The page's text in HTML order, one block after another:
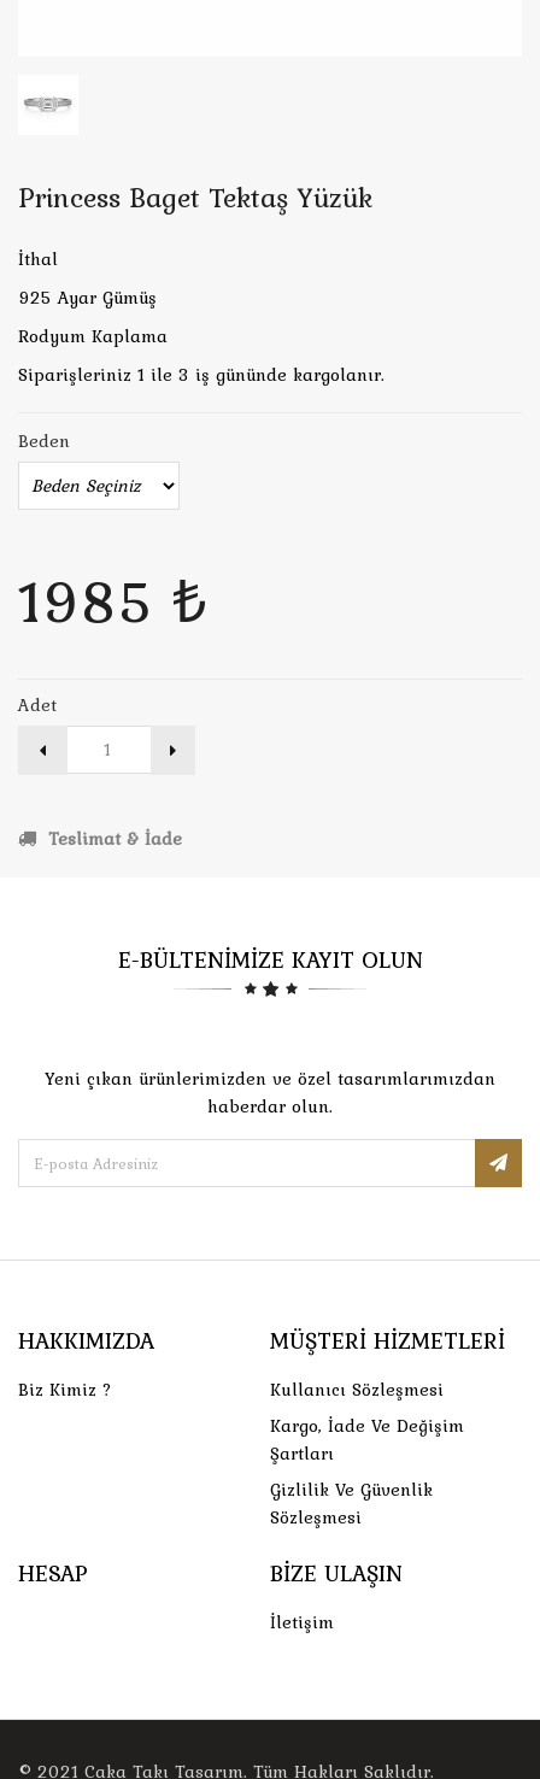
Princess Baget Tektaş Yüzük
İthal
925 Ayar Gümüş
Rodyum Kaplama
Siparişleriniz 1 ile 3 iş gününde kargolanır.
Beden
1985 ₺
Adet
Teslimat & İade
E-BÜLTENİMİZE KAYIT OLUN
Yeni çıkan ürünlerimizden ve özel tasarımlarımızdan
haberdar olun.
HAKKIMIZDA
Biz Kimiz ?
MÜŞTERI HIZMETLERI
Kullanıcı Sözleşmesi
Kargo, İade Ve Değişim
Şartları
Gizlilik Ve Güvenlik
Sözleşmesi
HESAP BIZE ULAŞIN
İletişim
© 2021 Caka Takı Tasarım. Tüm Hakları Saklıdır.